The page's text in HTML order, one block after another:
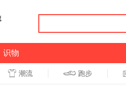
识物
潮流 跑步